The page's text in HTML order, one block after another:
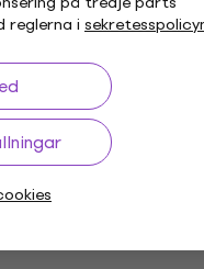
reglerna i